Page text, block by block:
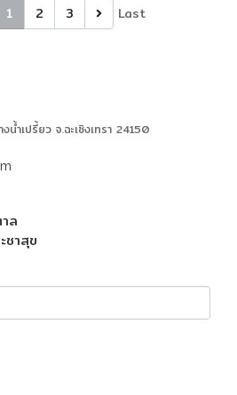
1 2 3 Last
ำเปรี้ยว จ.ฉะเชิงเทรา 24150
ล
าสุข